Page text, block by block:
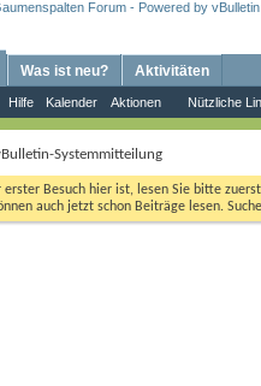
Hilfe Kalender Aktionen Nützliche
Was ist neu? Aktivitäten
Systemmitteilung
erster Besuch hier ist, lesen Sie bitte
auch jetzt schon Beiträge lesen.